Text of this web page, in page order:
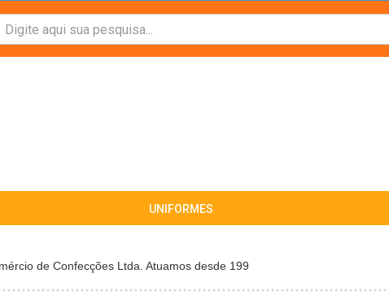
UNIFORMES
de Confecções Ltda. Atuamos desde 199